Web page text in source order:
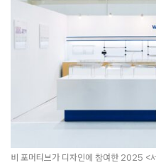
비 포머티브가 디자인에 참여한 2025 <